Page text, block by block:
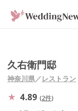
久右衛門邸
神奈川県／レストラン
4.89 (2件)